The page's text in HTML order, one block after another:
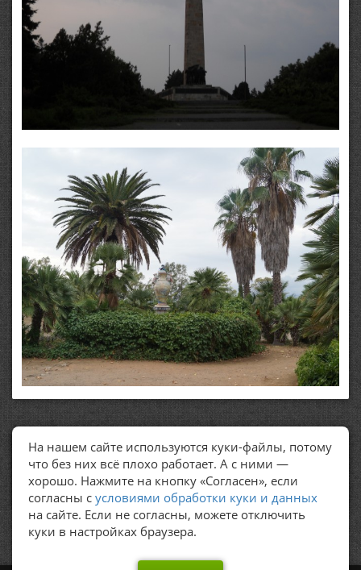
ПОЛЕЗНЫЕ ССЫЛКИ
Политика обработки персональных данных
На нашем сайте используются куки-файлы, потому
что без них всё плохо работает. А с ними —
хорошо. Нажмите на кнопку «Согласен», если
согласны с условиями обработки куки и данных
на сайте. Если не согласны, можете отключить
куки в настройках браузера.